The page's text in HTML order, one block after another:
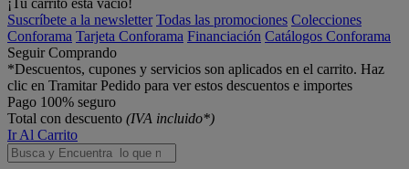
¡Tu carrito está vacío!
Suscríbete a la newsletter Todas las promociones Colecciones
Conforama Tarjeta Conforama Financiación Catálogos Conforama
Seguir Comprando
*Descuentos, cupones y servicios son aplicados en el carrito. Haz
clic en Tramitar Pedido para ver estos descuentos e importes
Pago 100% seguro
Total con descuento (IVA incluido*)
Ir Al Carrito